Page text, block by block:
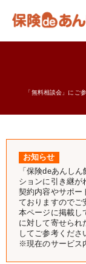
「無料相談会」にご
お知らせ
「保険deあんし
ションに引き継が
契約内容やサポー
ておりますのでご
本ページに掲載し
に対して寄せられ
してご参考くださ
※現在のサービス